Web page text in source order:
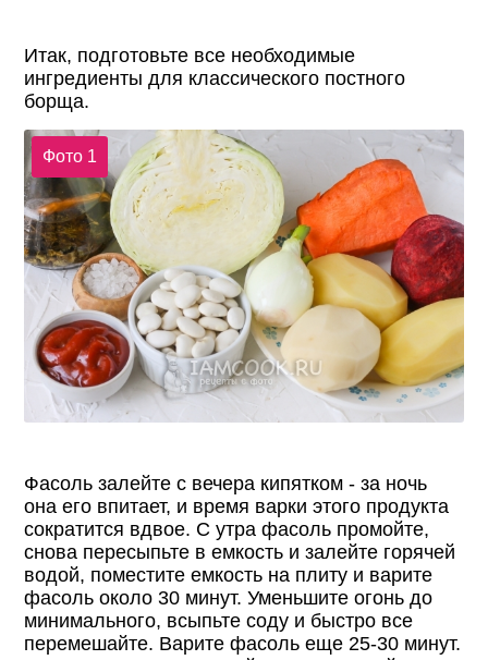
Итак, подготовьте все необходимые
ингредиенты для классического постного
борща.
Фото 1
Фасоль залейте с вечера кипятком - за ночь
она его впитает, и время варки этого продукта
сократится вдвое. С утра фасоль промойте,
снова пересыпьте в емкость и залейте горячей
водой, поместите емкость на плиту и варите
фасоль около 30 минут. Уменьшите огонь до
минимального, всыпьте соду и быстро все
перемешайте. Варите фасоль еще 25-30 минут.